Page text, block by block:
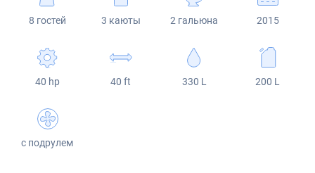
Fountaine Pajot
Astrea 42
Sun Odyssey 440
Dufour 46 GL
8 гостей 3 каюты 2 гальюна 2015
40 hp 40 ft 330 L 200 L
с подрулем